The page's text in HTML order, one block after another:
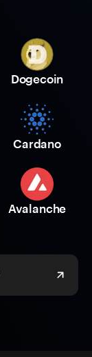
Dogecoin
Cardano
Avalanche